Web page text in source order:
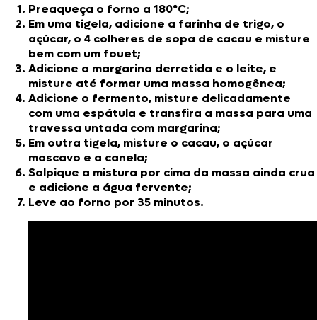
Preaqueça o forno a 180°C;
Em uma tigela, adicione a farinha de trigo, o
açúcar, o 4 colheres de sopa de cacau e misture
bem com um fouet;
Adicione a margarina derretida e o leite, e
misture até formar uma massa homogênea;
Adicione o fermento, misture delicadamente
com uma espátula e transfira a massa para uma
travessa untada com margarina;
Em outra tigela, misture o cacau, o açúcar
mascavo e a canela;
Salpique a mistura por cima da massa ainda crua
e adicione a água fervente;
Leve ao forno por 35 minutos.